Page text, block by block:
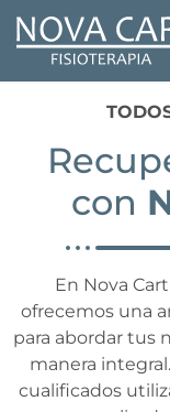
con
En Nova
ofrecemos una
para abordar tus
manera
cualificados